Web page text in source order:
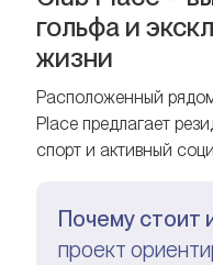
гольфа и
жизни
Расположенный
Place предлагает
спорт и активный
Почему стоит
проект